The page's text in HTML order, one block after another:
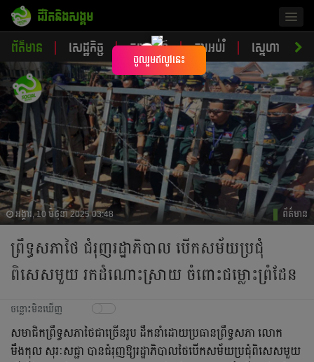
ជីវិតនិងសង្គម
ព័ត៌មាន សេដ្ឋកិច្ច ចរាចរណ៍ ការអប់រំ ស្នេហា
អង្គារ, 10 មិថុនា 2025 03:48 ព័ត៌មាន
ព្រឹទ្ធសភាថៃ ជំរុញរដ្ឋាភិបាល បើកសម័យប្រជុំ
ពិសេសមួយ រកដំណោះស្រាយ ចំពោះជម្លោះព្រំដែន
ចន្លោះមិនឃើញ
សមាជិកព្រឹទ្ធសភាថៃជាច្រើនរូប ដឹកនាំដោយប្រធានព្រឹទ្ធសភា លោក
មឹងកុល សុរៈសជ្ជា បានជំរុញឱ្យរដ្ឋាភិបាលថៃបើកសម័យប្រជុំពិសេសមួយ
×
ចូលរួមឥលូវនេះ